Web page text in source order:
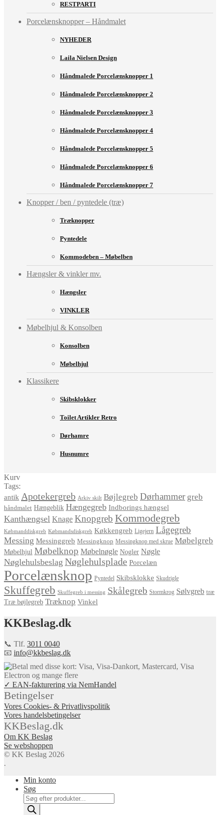
RESTPARTI
Porcelænsknopper – Håndmalet
NYHEDER
Laila Nielsen Design
Håndmalede Porcelænsknopper 1
Håndmalede Porcelænsknopper 2
Håndmalede Porcelænsknopper 3
Håndmalede Porcelænsknopper 4
Håndmalede Porcelænsknopper 5
Håndmalede Porcelænsknopper 6
Håndmalede Porcelænsknopper 7
Knopper / ben / pyntedele (træ)
Træknopper
Pyntedele
Kommodeben – Møbelben
Hængsler & vinkler mv.
Hængsler
VINKLER
Møbelhjul & Konsolben
Konsolben
Møbelhjul
Klassikere
Skibsklokker
Toilet Artikler Retro
Dørhamre
Husnumre
Kurv
Tags:
antik Apotekergreb Arkiv skilt Bøjlegreb Dørhammer greb
håndmalet Hængeblik Hængegreb Indborings hængsel
Kanthængsel Knage Knopgreb Kommodegreb
Købmanddiskgreb Købmandsdiskgreb Køkkengreb Ligejern Lågegreb
Messing Messinggreb Messingknop Messingknop med skrue Møbelgreb
Møbelhjul Møbelknop Møbelnøgle Nogler Nøgle
Nøglehulsbeslag Nøglehulsplade Porcelæn
Porcelænsknop Pyntedel Skibsklokke Skudrigle
Skuffegreb Skuffegreb i messing Skålegreb Stormkrog Sølvgreb træ
Træ bøjlegreb Træknop Vinkel
KKBeslag.dk
📞 Tlf. 3011 0040
📧 info@kkbeslag.dk
✓ EAN-fakturering via NemHandel
Betingelser
Vores Cookies- & Privatlivspolitik
Vores handelsbetingelser
KKBeslag.dk
Om KK Beslag
Se webshoppen
© KK Beslag 2026
.
Min konto
Søg
Products
search